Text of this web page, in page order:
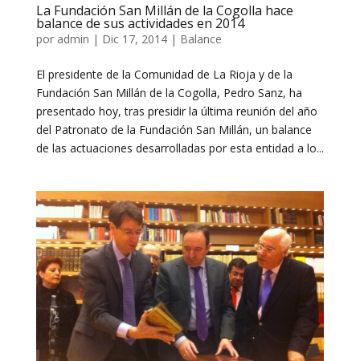
La Fundación San Millán de la Cogolla hace
balance de sus actividades en 2014
por admin | Dic 17, 2014| Balance
El presidente de la Comunidad de La Rioja y de la
Fundación San Millán de la Cogolla, Pedro Sanz, ha
presentado hoy, tras presidir la última reunión del año
del Patronato de la Fundación San Millán, un balance
de las actuaciones desarrolladas por esta entidad a lo...